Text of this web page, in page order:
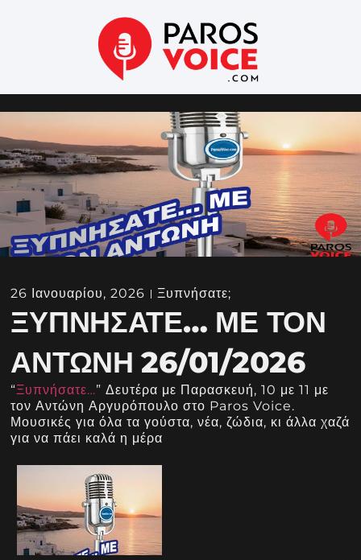
26 Ιανουαρίου, 2026 Ξυπνήσατε;
ΞΥΠΝΉΣΑΤΕ… ΜΕ ΤΟΝ
ΑΝΤΏΝΗ 26/01/2026
“Ξυπνήσατε…” Δευτέρα με Παρασκευή, 10 με 11 με
τον Αντώνη Αργυρόπουλο στο Paros Voice.
Μουσικές για όλα τα γούστα, νέα, ζώδια, κι άλλα χαζά
για να πάει καλά η μέρα